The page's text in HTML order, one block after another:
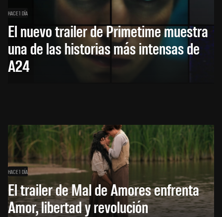
HACE 1 DÍA
El nuevo trailer de Primetime muestra
una de las historias más intensas de
A24
HACE 1 DÍA
El trailer de Mal de Amores enfrenta
Amor, libertad y revolución